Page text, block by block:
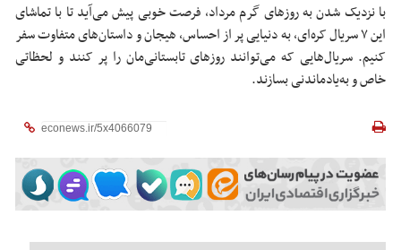
با نزدیک شدن به روزهای گرم مرداد، فرصت خوبی پیش می‌آید تا با تماشای
این ۷ سریال کره‌ای، به دنیایی پر از احساس، هیجان و داستان‌های متفاوت سفر
کنیم. سریال‌هایی که می‌توانند روزهای تابستانی‌مان را پر کنند و لحظاتی
خاص و به‌یادماندنی بسازند.